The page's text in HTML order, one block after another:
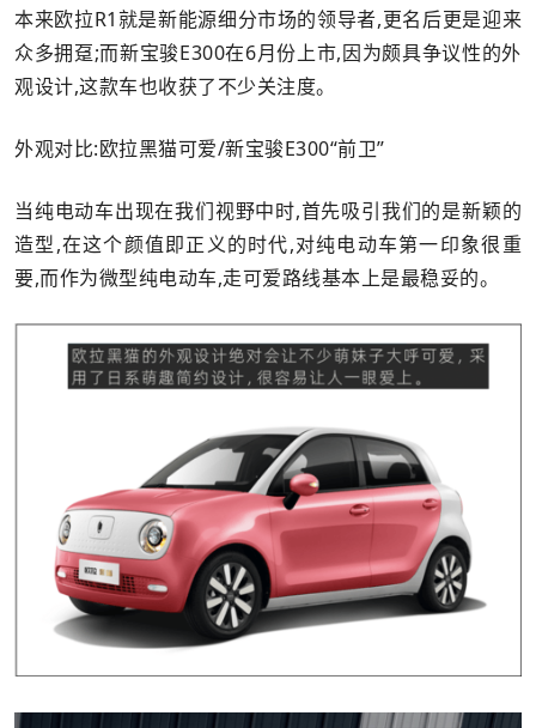
本来欧拉R1就是新能源细分市场的领导者,更名后更是迎来
众多拥趸;而新宝骏E300在6月份上市,因为颇具争议性的外
观设计,这款车也收获了不少关注度。
外观对比:欧拉黑猫可爱/新宝骏E300“前卫”
当纯电动车出现在我们视野中时,首先吸引我们的是新颖的
造型,在这个颜值即正义的时代,对纯电动车第一印象很重
要,而作为微型纯电动车,走可爱路线基本上是最稳妥的。